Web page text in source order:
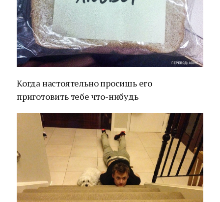
Когда настоятельно просишь его
приготовить тебе что-нибудь